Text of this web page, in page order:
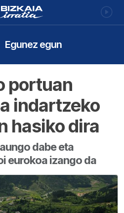
Egunez egun
portuan
indartzeko
hasiko dira
dabe eta
eurokoa izango da